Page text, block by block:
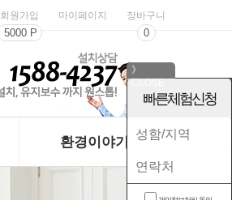
회원가입
5000 P
마이페이지 장바구니
0
환경이야기
》
빠른체험신청